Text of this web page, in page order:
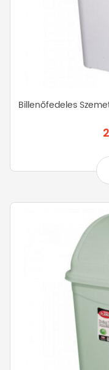
Billenőfedeles